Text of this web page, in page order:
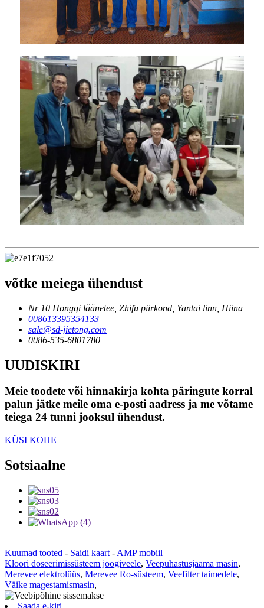
võtke meiega ühendust
Nr 10 Hongqi läänetee, Zhifu piirkond, Yantai linn, Hiina
008613395354133
sale@sd-jietong.com
0086-535-6801780
UUDISKIRI
Meie toodete või hinnakirja kohta päringute korral
palun jätke meile oma e-posti aadress ja me võtame
teiega 24 tunni jooksul ühendust.
KÜSI KOHE
Sotsiaalne
Kuumad tooted - Saidi kaart - AMP mobiil
Kloori doseerimissüsteem joogiveele, Veepuhastusjaama masin,
Merevee elektrolüüs, Merevee Ro-süsteem, Veefilter taimedele,
Väike magestamismasin,
Saada e-kiri